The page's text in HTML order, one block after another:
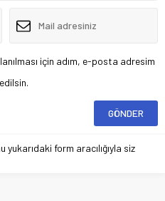
için adım, e-posta adresim
yukarıdaki form aracılığıyla siz